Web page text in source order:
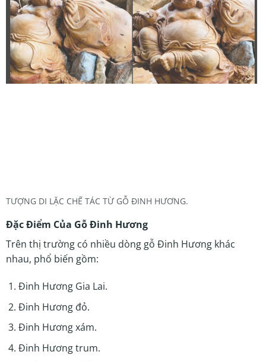
TƯỢNG DI LẶC CHẾ TÁC TỪ GỖ ĐINH HƯƠNG.
Đặc Điểm Của Gỗ Đinh Hương
Trên thị trường có nhiều dòng gỗ Đinh Hương khác
nhau, phổ biến gồm:
Đinh Hương Gia Lai.
Đinh Hương đỏ.
Đinh Hương xám.
Đinh Hương trum.